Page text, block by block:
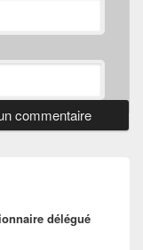
délégué